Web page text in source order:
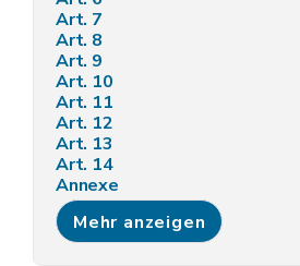
Art. 7
Art. 8
Art. 9
Art. 10
Art. 11
Art. 12
Art. 13
Art. 14
Annexe
Annexe
Mehr anzeigen